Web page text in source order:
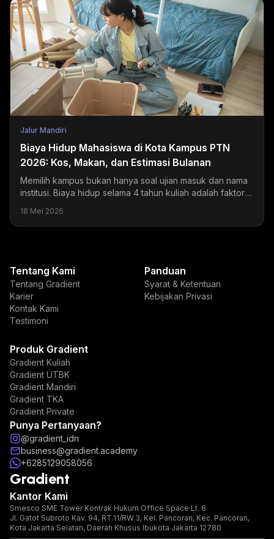
Jalur Mandiri
Biaya Hidup Mahasiswa di Kota Kampus PTN
2026: Kos, Makan, dan Estimasi Bulanan
Memilih kampus bukan hanya soal ujian masuk dan nama
institusi. Biaya hidup selama 4 tahun kuliah adalah faktor
18 Mei 2026
Tentang Kami
Tentang Gradient
Karier
Kontak Kami
Testimoni
Panduan
Syarat & Ketentuan
Kebijakan Privasi
Produk Gradient
Gradient Kuliah
Gradient UTBK
Gradient Mandiri
Gradient TKA
Gradient Private
Punya Pertanyaan?
@gradient_idn
business@gradient.academy
+6285129058056
Gradient
Kantor Kami
Smesco SME Tower Kontrak Hukum Office Space Lt. 6
Jl. Gatot Subroto Kav. 94, RT.11/RW.3, Kel. Pancoran, Kec. Pancoran,
Kota Jakarta Selatan, Daerah Khusus Ibukota Jakarta 12780